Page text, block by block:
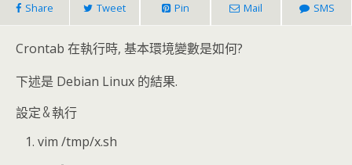
Share Tweet Pin Mail SMS
Crontab 在執行時, 基本環境變數是如何?
下述是 Debian Linux 的結果.
設定 & 執行
vim /tmp/x.sh